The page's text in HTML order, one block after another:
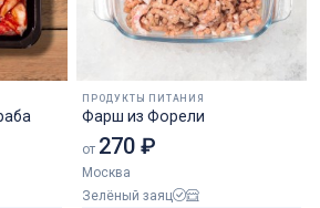
ПРОДУКТЫ ПИТАНИЯ
Фарш из Форели
от 270 ₽
Москва
Зелёный заяц